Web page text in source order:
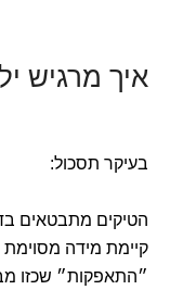
איך מרגיש
בעיקר תסכול:
הטיקים מתבטאים
קיימת מידה
״התאפקות״ שכזו